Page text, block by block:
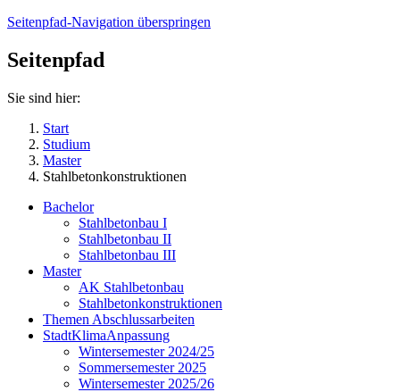
Seitenpfad-Navigation überspringen
Seitenpfad
Sie sind hier:
Start
Studium
Master
Stahlbetonkonstruktionen
Bachelor
Stahlbetonbau I
Stahlbetonbau II
Stahlbetonbau III
Master
AK Stahlbetonbau
Stahlbetonkonstruktionen
Themen Abschlussarbeiten
StadtKlimaAnpassung
Wintersemester 2024/25
Sommersemester 2025
Wintersemester 2025/26